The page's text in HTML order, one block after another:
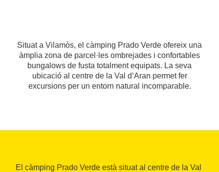
Situat a Vilamòs, el càmping Prado Verde ofereix una
àmplia zona de parcel·les ombrejades i confortables
bungalows de fusta totalment equipats. La seva
ubicació al centre de la Val d’Aran permet fer
excursions per un entorn natural incomparable.
El càmping Prado Verde està situat al centre de la Val